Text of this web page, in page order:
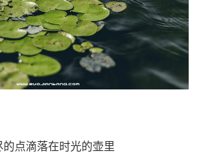
的点滴落在时光的壶里